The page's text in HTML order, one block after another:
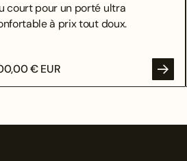
court pour un porté ultra
à prix tout doux.
€ EUR